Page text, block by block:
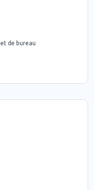
de bureau